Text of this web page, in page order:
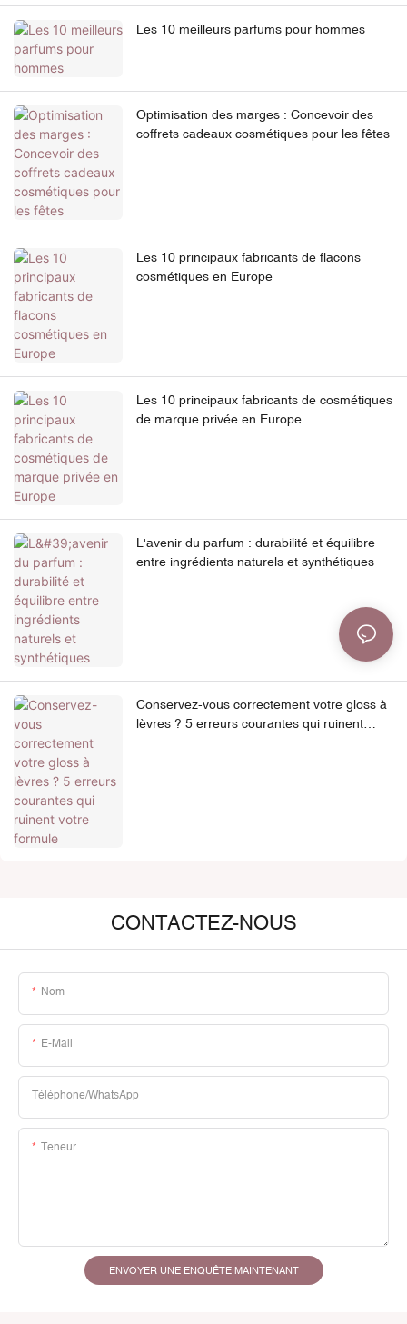
Les 10 meilleurs parfums pour hommes
Optimisation des marges : Concevoir des
coffrets cadeaux cosmétiques pour les fêtes
Les 10 principaux fabricants de flacons
cosmétiques en Europe
Les 10 principaux fabricants de cosmétiques
de marque privée en Europe
L'avenir du parfum : durabilité et équilibre
entre ingrédients naturels et synthétiques
Conservez-vous correctement votre gloss à
lèvres ? 5 erreurs courantes qui ruinent
CONTACTEZ-NOUS
Nom
E-Mail
Téléphone/WhatsApp
Teneur
ENVOYER UNE ENQUÊTE MAINTENANT